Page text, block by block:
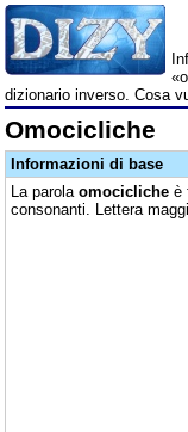
dizionario inverso. Cosa
Omocicliche
Informazioni di base
La parola omocicliche è
consonanti. Lettera